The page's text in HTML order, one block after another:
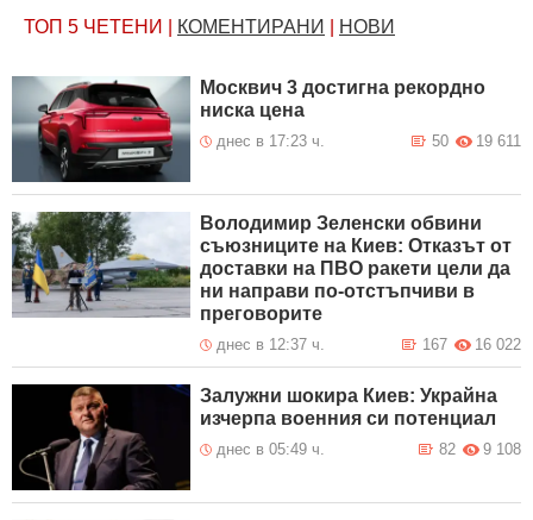
ТОП 5 ЧЕТЕНИ КОМЕНТИРАНИ НОВИ
Москвич 3 достигна рекордно
ниска цена
днес в 17:23 ч. 19 611
50
Володимир Зеленски обвини
съюзниците на Киев: Отказът от
доставки на ПВО ракети цели да
ни направи по-отстъпчиви в
преговорите
днес в 12:37 ч. 16 022
167
Залужни шокира Киев: Украйна
изчерпа военния си потенциал
днес в 05:49 ч. 9 108
82